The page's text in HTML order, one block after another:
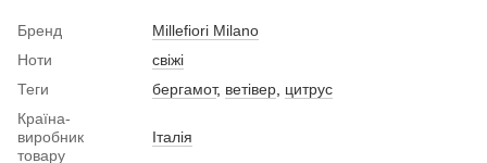
Бренд
Millefiori Milano
Ноти
свіжі
Теги
бергамот, ветівер, цитрус
Країна-
виробник
товару
Італія